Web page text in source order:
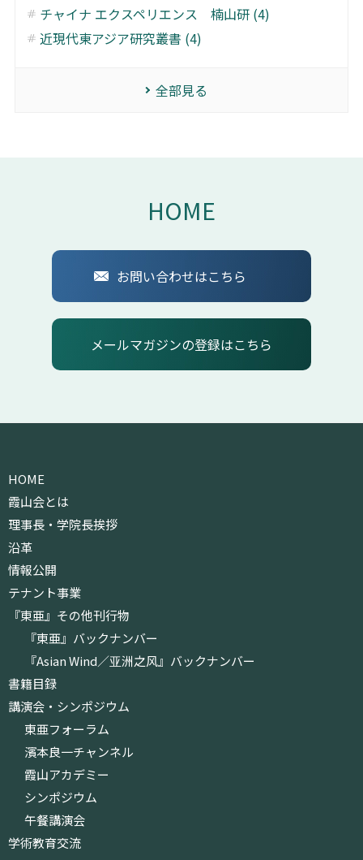
チャイナ エクスペリエンス 楠山研 (4)
近現代東アジア研究叢書 (4)
全部見る
HOME
お問い合わせはこちら
メールマガジンの登録はこちら
HOME
霞山会とは
理事長・学院長挨拶
沿革
情報公開
テナント事業
『東亜』その他刊行物
『東亜』バックナンバー
『Asian Wind／亚洲之风』バックナンバー
書籍目録
講演会・シンポジウム
東亜フォーラム
濱本良一チャンネル
霞山アカデミー
シンポジウム
午餐講演会
学術教育交流